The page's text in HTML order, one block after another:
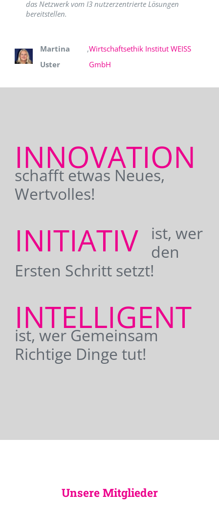
das Netzwerk vom I3 nutzerzentrierte Lösungen
bereitstellen.
Martina
Uster
,Wirtschaftsethik Institut WEISS
GmbH
INNOVATION
schafft etwas Neues,
Wertvolles!
INITIATIV
ist, wer
den
Ersten Schritt setzt!
INTELLIGENT
ist, wer Gemeinsam
Richtige Dinge tut!
Unsere Mitglieder